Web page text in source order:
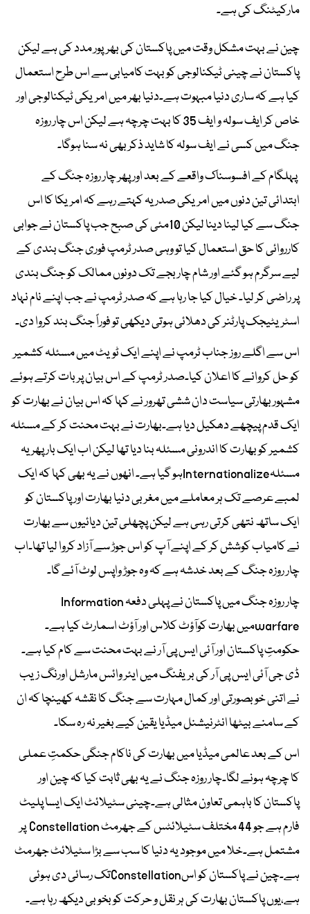
مارکیٹنگ کی ہے۔
چین نے بہت مشکل وقت میں پاکستان کی بھرپور مدد کی ہے لیکن
پاکستان نے چینی ٹیکنالوجی کو بہت کامیابی سے اس طرح استعمال
کیا ہے کہ ساری دنیا مبہوت ہے۔دنیا بھر میں امریکی ٹیکنالوجی اور
خاص کر ایف سولہ و ایف 35 کا بہت چرچہ ہے لیکن اس چار روزہ
جنگ میں کسی نے ایف سولہ کا شاید ذکر بھی نہ سنا ہوگا۔
پہلگام کے افسوسناک واقعے کے بعد اور پھر چار روزہ جنگ کے
ابتدائی تین دنوں میں امریکی صدر یہ کہتے رہے کہ امریکا کا اس
جنگ سے کیا لینا دینا لیکن 10مئی کی صبح جب پاکستان نے جوابی
کارروائی کا حق استعمال کیا تو وہی صدر ٹرمپ فوری جنگ بندی کے
لیے سرگرم ہو گئے اور شام چار بجے تک دونوں ممالک کو جنگ بندی
پر راضی کر لیا۔ خیال کیا جا رہا ہے کہ صدر ٹرمپ نے جب اپنے نام نہاد
اسٹریٹیجک پارٹنر کی دھلائی ہوتی دیکھی تو فوراً جنگ بند کروا دی۔
اس سے اگلے روز جناب ٹرمپ نے اپنے ایک ٹویٹ میں مسئلہ کشمیر
کو حل کروانے کا اعلان کیا۔صدر ٹرمپ کے اس بیان پر بات کرتے ہوئے
مشہور بھارتی سیاست دان ششی تھرور نے کہا کہ اس بیان نے بھارت کو
ایک قدم پیچھے دھکیل دیا ہے۔بھارت نے بہت محنت کر کے مسئلہ
کشمیر کو بھارت کا اندرونی مسئلہ بنا دیا تھا لیکن اب ایک بار پھر یہ
مسئلہInternationalizeہو گیا ہے۔ انھوں نے یہ بھی کہا کہ ایک
لمبے عرصے تک ہر معاملے میں مغربی دنیا بھارت اور پاکستان کو
ایک ساتھ نتھی کرتی رہی ہے لیکن پچھلی تین دیائیوں سے بھارت
نے کامیاب کوشش کر کے اپنے آپ کو اس جوڑ سے آزاد کروا لیا تھا۔اب
چار روزہ جنگ کے بعد خدشہ ہے کہ وہ جوڑ واپس لوٹ آئے گا۔
چار روزہ جنگ میں پاکستان نے پہلی دفعہ Information
warfareمیں بھارت کوآؤٹ کلاس اور آؤٹ اسمارٹ کیا ہے۔
حکومتِ پاکستان اور آئی ایس پی آر نے بہت محنت سے کام کیا ہے۔
ڈی جی آئی ایس پی آر کی بریفنگ میں ایئر وائس مارشل اورنگ زیب
نے اتنی خوبصورتی اور کمال مہارت سے جنگ کا نقشہ کھینچا کہ ان
کے سامنے بیٹھا انٹرنیشنل میڈیا یقین کیے بغیر نہ رہ سکا۔
اس کے بعد عالمی میڈیا میں بھارت کی ناکام جنگی حکمتِ عملی
کا چرچہ ہونے لگا۔چار روزہ جنگ نے یہ بھی ثابت کیا کہ چین اور
پاکستان کا باہمی تعاون مثالی ہے۔چینی سٹیلائٹ ایک ایسا پلیٹ
فارم ہے جو 44 مختلف سٹیلائٹس کے جھرمٹ Constellation پر
مشتمل ہے۔خلا میں موجود یہ دنیا کا سب سے بڑا سٹیلائٹ جھرمٹ
ہے۔چین نے پاکستان کو اسConstellationتک رسائی دی ہوئی
ہے،یوں پاکستان بھارت کی ہر نقل و حرکت کو بخوبی دیکھ رہا ہے۔